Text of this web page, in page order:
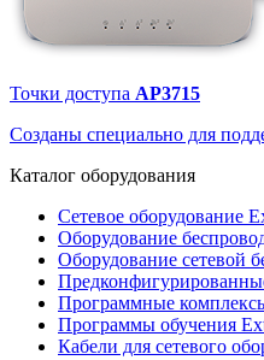
Точки доступа AP3715
Созданы специально для
Каталог оборудования
Сетевое оборудование
Оборудование
Оборудование сетевой
Программные
Программы обучения
Кабели для сетевого